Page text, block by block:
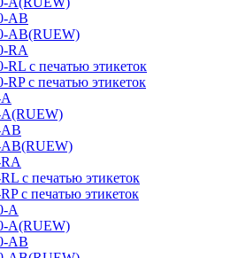
AB
AB(RUEW)
RA
RL с печатью этикеток
с печатью этикеток
A(RUEW)
AB(RUEW)
с печатью этикеток
с печатью этикеток
A
A(RUEW)
AB